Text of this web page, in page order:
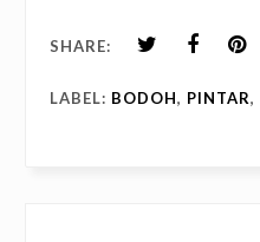
SHARE:
LABEL: BODOH, PINTAR,